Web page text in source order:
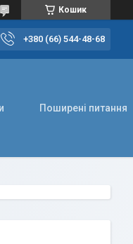
Кошик
+380 (66) 544-48-68
Поширені питання